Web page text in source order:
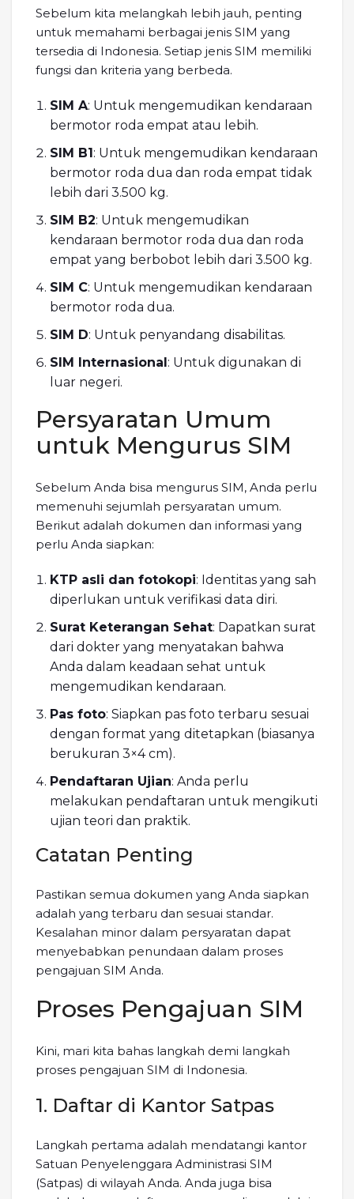
Sebelum kita melangkah lebih jauh, penting
untuk memahami berbagai jenis SIM yang
tersedia di Indonesia. Setiap jenis SIM memiliki
fungsi dan kriteria yang berbeda.
SIM A: Untuk mengemudikan kendaraan
bermotor roda empat atau lebih.
SIM B1: Untuk mengemudikan kendaraan
bermotor roda dua dan roda empat tidak
lebih dari 3.500 kg.
SIM B2: Untuk mengemudikan
kendaraan bermotor roda dua dan roda
empat yang berbobot lebih dari 3.500 kg.
SIM C: Untuk mengemudikan kendaraan
bermotor roda dua.
SIM D: Untuk penyandang disabilitas.
SIM Internasional: Untuk digunakan di
luar negeri.
Persyaratan Umum
untuk Mengurus SIM
Sebelum Anda bisa mengurus SIM, Anda perlu
memenuhi sejumlah persyaratan umum.
Berikut adalah dokumen dan informasi yang
perlu Anda siapkan:
KTP asli dan fotokopi: Identitas yang sah
diperlukan untuk verifikasi data diri.
Surat Keterangan Sehat: Dapatkan surat
dari dokter yang menyatakan bahwa
Anda dalam keadaan sehat untuk
mengemudikan kendaraan.
Pas foto: Siapkan pas foto terbaru sesuai
dengan format yang ditetapkan (biasanya
berukuran 3×4 cm).
Pendaftaran Ujian: Anda perlu
melakukan pendaftaran untuk mengikuti
ujian teori dan praktik.
Catatan Penting
Pastikan semua dokumen yang Anda siapkan
adalah yang terbaru dan sesuai standar.
Kesalahan minor dalam persyaratan dapat
menyebabkan penundaan dalam proses
pengajuan SIM Anda.
Proses Pengajuan SIM
Kini, mari kita bahas langkah demi langkah
proses pengajuan SIM di Indonesia.
1. Daftar di Kantor Satpas
Langkah pertama adalah mendatangi kantor
Satuan Penyelenggara Administrasi SIM
(Satpas) di wilayah Anda. Anda juga bisa